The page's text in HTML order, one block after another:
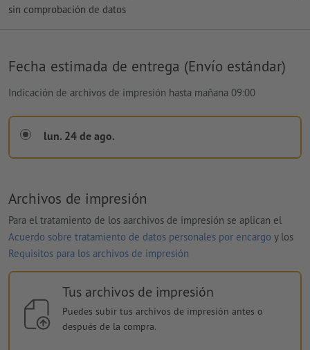
sin comprobación de datos
Fecha estimada de entrega (Envío estándar)
Indicación de archivos de impresión hasta mañana 09:00
lun. 24 de ago.
Archivos de impresión
Para el tratamiento de los aarchivos de impresión se aplican el
Acuerdo sobre tratamiento de datos personales por encargo y los
Requisitos para los archivos de impresión
Tus archivos de impresión
Puedes subir tus archivos de impresión antes o
después de la compra.